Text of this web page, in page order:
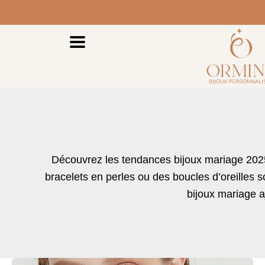
au
Découvrez les tendances bijoux mariage
bracelets en perles ou des boucles d’oreilles
bijoux mariage